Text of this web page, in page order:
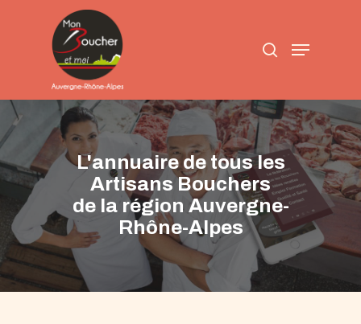
Menu
L'annuaire de tous les
Artisans Bouchers
de la région Auvergne-
Rhône-Alpes